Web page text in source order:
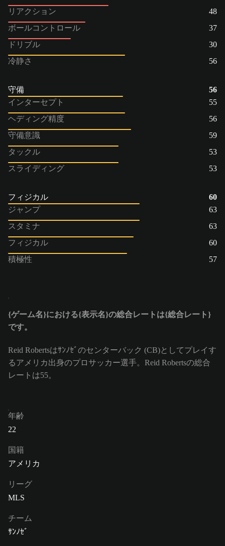
リアクション
48
ボールコントロール
37
ドリブル
30
冷静さ
56
守備
56
インターセプト
55
ヘディング精度
56
守備意識
59
タックル
53
スライディング
53
フィジカル
60
ジャンプ
63
スタミナ
63
フィジカル
60
積極性
57
{ゲーム名}における{表示名}の総合レートは{総合レート}
です。
Reid Robertsはｻﾝﾉｾﾞのセンターバック (CB)としてプレイす
るアメリカ出身のプロサッカー選手。Reid Robertsの総合
レートは55。
年齢
22
国籍
アメリカ
リーグ
MLS
チーム
ｻﾝﾉｾﾞ